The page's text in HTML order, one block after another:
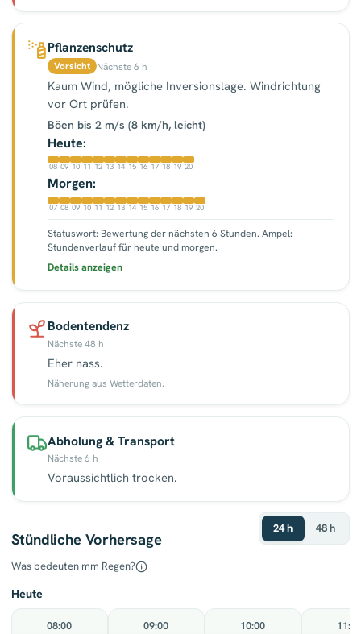
Pflanzenschutz
Vorsicht Nächste 6 h
Kaum Wind, mögliche Inversionslage. Windrichtung
vor Ort prüfen.
Böen bis 2 m/s (8 km/h, leicht)
Heute:
08 09 10 11 12 13 14 15 16 17 18 19 20
Morgen:
07 08 09 10 11 12 13 14 15 16 17 18 19 20
Statuswort: Bewertung der nächsten 6 Stunden. Ampel:
Stundenverlauf für heute und morgen.
Details anzeigen
Bodentendenz
Nächste 48 h
Eher nass.
Näherung aus Wetterdaten.
Abholung & Transport
Nächste 6 h
Voraussichtlich trocken.
Stündliche Vorhersage
24 h 48 h
Was bedeuten mm Regen?
Heute
08:00 09:00 10:00